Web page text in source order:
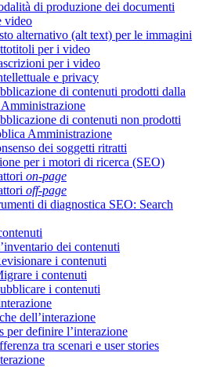
di produzione dei documenti
video
alternativo (alt text) per le immagini
per i video
per i video
e privacy
di contenuti prodotti dalla
di contenuti non prodotti
Amministrazione
dei soggetti ritratti
per i motori di ricerca (SEO)
on-page
off-page
di diagnostica SEO: Search
dei contenuti
i contenuti
i contenuti
i contenuti
dell’interazione
per definire l’interazione
tra scenari e user stories